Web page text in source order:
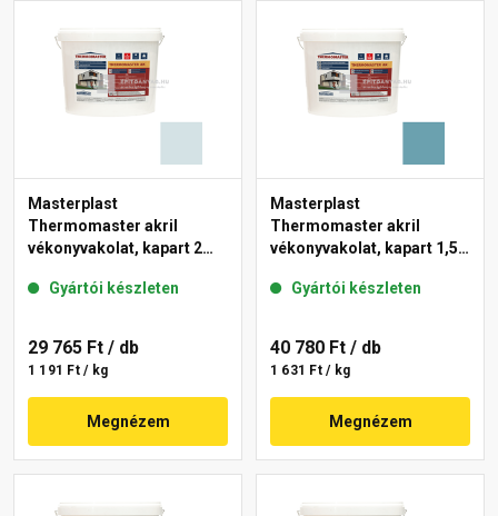
Masterplast
Thermomaster akril
vékonyvakolat, kapart 2
Gyártói készleten
29 765 Ft / db
1 191 Ft / kg
Megnézem
Masterplast
Thermomaster akril
vékonyvakolat, kapart 1,5
Gyártói készleten
40 780 Ft / db
1 631 Ft / kg
Megnézem